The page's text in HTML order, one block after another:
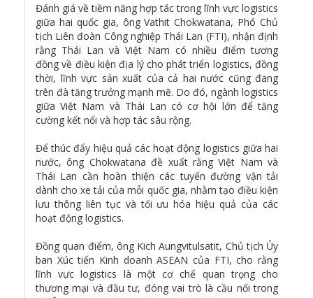
Đánh giá về tiềm năng hợp tác trong lĩnh vực logistics
giữa hai quốc gia, ông Vathit Chokwatana, Phó Chủ
tịch Liên đoàn Công nghiệp Thái Lan (FTI), nhận định
rằng Thái Lan và Việt Nam có nhiều điểm tương
đồng về điều kiện địa lý cho phát triển logistics, đồng
thời, lĩnh vực sản xuất của cả hai nước cũng đang
trên đà tăng trưởng mạnh mẽ. Do đó, ngành logistics
giữa Việt Nam và Thái Lan có cơ hội lớn để tăng
cường kết nối và hợp tác sâu rộng.
Để thúc đẩy hiệu quả các hoạt động logistics giữa hai
nước, ông Chokwatana đề xuất rằng Việt Nam và
Thái Lan cần hoàn thiện các tuyến đường vận tải
dành cho xe tải của mỗi quốc gia, nhằm tạo điều kiện
lưu thông liên tục và tối ưu hóa hiệu quả của các
hoạt động logistics.
Đồng quan điểm, ông Kich Aungvitulsatit, Chủ tịch Ủy
ban Xúc tiến Kinh doanh ASEAN của FTI, cho rằng
lĩnh vực logistics là một cơ chế quan trọng cho
thương mại và đầu tư, đóng vai trò là cầu nối trong